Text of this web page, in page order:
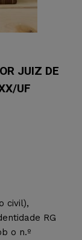
JUIZ DE
UF
civil),
RG
o n.º